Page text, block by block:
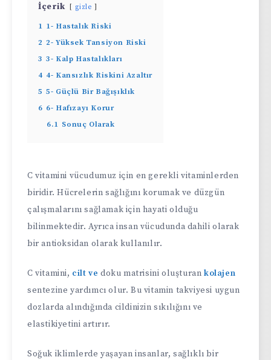
İçerik gizle
1 1- Hastalık Riski
2 2- Yüksek Tansiyon Riski
3 3- Kalp Hastalıkları
4 4- Kansızlık Riskini Azaltır
5 5- Güçlü Bir Bağışıklık
6 6- Hafızayı Korur
6.1 Sonuç Olarak
C vitamini vücudumuz için en gerekli vitaminlerden
biridir. Hücrelerin sağlığını korumak ve düzgün
çalışmalarını sağlamak için hayati olduğu
bilinmektedir. Ayrıca insan vücudunda dahili olarak
bir antioksidan olarak kullanılır.
C vitamini, cilt ve doku matrisini oluşturankolajen
sentezine yardımcı olur. Bu vitamin takviyesi uygun
dozlarda alındığında cildinizin sıkılığını ve
elastikiyetini artırır.
Soğuk iklimlerde yaşayan insanlar, sağlıklı bir